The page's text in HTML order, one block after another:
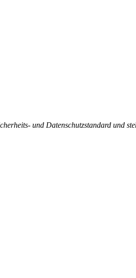
und Datenschutzstandard und